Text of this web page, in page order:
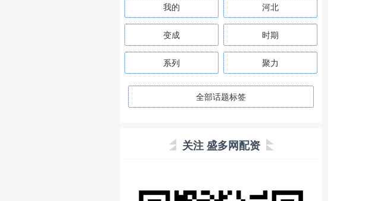
我的 河北
变成 时期
系列 聚力
全部话题标签
关注 盛多网配资